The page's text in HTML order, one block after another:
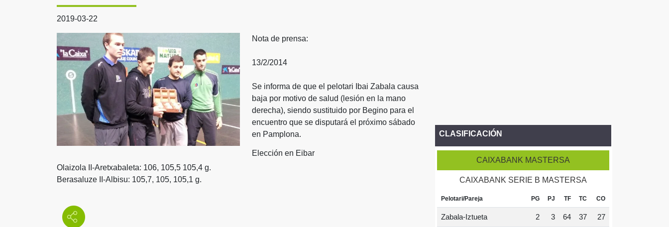
2019-03-22
Nota de prensa:
13/2/2014
Se informa de que el pelotari Ibai Zabala causa
baja por motivo de salud (lesión en la mano
derecha), siendo sustituido por Begino para el
encuentro que se disputará el próximo sábado
en Pamplona.
Elección en Eibar
Olaizola II-Aretxabaleta: 106, 105,5 105,4 g.
Berasaluze II-Albisu: 105,7, 105, 105,1 g.
CLASIFICACIÓN
CAIXABANK MASTERSA
CAIXABANK SERIE B MASTERSA
Pelotari/Pareja PG PJ TF TC CO
Zabala-Iztueta 2 3 64 37 27